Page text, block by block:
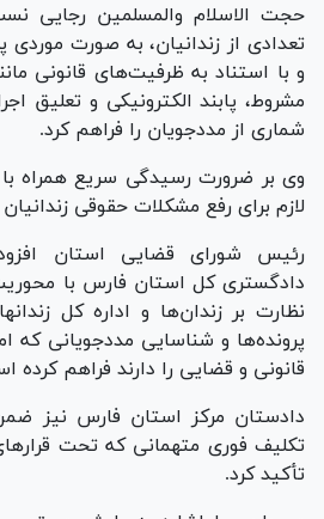
حجت الاسلام والمسلمین رجایی
تعدادی از زندانیان، به صورت موردی
و با استناد به ظرفیت‌های قانونی
مشروط، پابند الکترونیکی و تعلیق
شماری از مددجویان را فراهم کرد.
وی بر ضرورت رسیدگی سریع همراه
لازم برای رفع مشکلات حقوقی
رئیس شورای قضایی استان
دادگستری کل استان فارس با
نظارت بر زندان‌ها و اداره کل
پرونده‌ها و شناسایی مددجویانی که
قانونی و قضایی را دارند فراهم کرده
دادستان مرکز استان فارس نیز
تکلیف فوری متهمانی که تحت
تأکید کرد.